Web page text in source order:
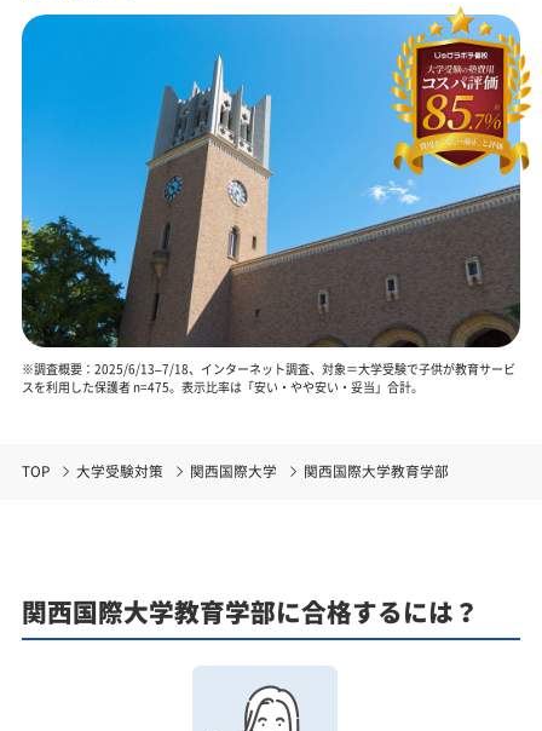
※調査概要：2025/6/13–7/18、インターネット調査、対象＝大学受験で子供が教育サービ
スを利用した保護者 n=475。表示比率は「安い・やや安い・妥当」合計。
TOP 大学受験対策 関西国際大学 関西国際大学教育学部
関西国際大学教育学部に合格するには？